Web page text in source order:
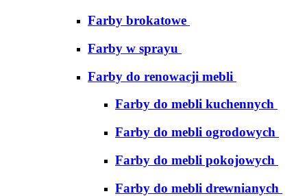
Farby brokatowe
Farby w sprayu
Farby do renowacji mebli
Farby do mebli kuchennych
Farby do mebli ogrodowych
Farby do mebli pokojowych
Farby do mebli drewnianych